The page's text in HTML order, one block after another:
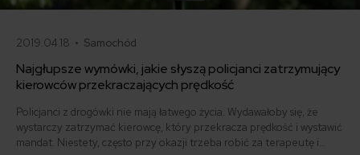
2019.04.18 • Samochód
Najgłupsze wymówki, jakie słyszą policjanci zatrzymujący
kierowców przekraczających prędkość
Policjanci z drogówki nie mają łatwego życia. Wydawałoby się, że
wystarczy zatrzymać kierowcę, który przekracza prędkość i wystawić
mandat. Niestety, często przy okazji trzeba robić za terapeutę i